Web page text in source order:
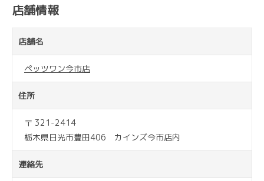
店舗情報
店舗名
ペッツワン今市店
住所
〒 321-2414
栃木県日光市豊田406 カインズ今市店内
連絡先